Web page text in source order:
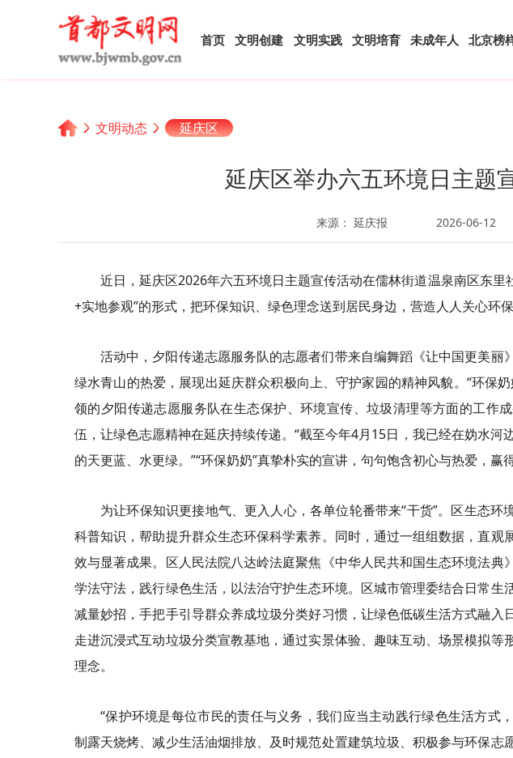
首页 文明创建 文明实践 文明培育 未成年人 北京榜
文明动态 延庆区
延庆区举办六五环境日主题
来源： 延庆报 2026-06-12
近日，延庆区2026年六五环境日主题宣传活动在儒林街道温泉南区东里
+实地参观”的形式，把环保知识、绿色理念送到居民身边，营造人人关心环
活动中，夕阳传递志愿服务队的志愿者们带来自编舞蹈《让中国更美丽
绿水青山的热爱，展现出延庆群众积极向上、守护家园的精神风貌。“环保
领的夕阳传递志愿服务队在生态保护、环境宣传、垃圾清理等方面的工作
伍，让绿色志愿精神在延庆持续传递。“截至今年4月15日，我已经在妫水河
的天更蓝、水更绿。”“环保奶奶”真挚朴实的宣讲，句句饱含初心与热爱，赢
为让环保知识更接地气、更入人心，各单位轮番带来“干货”。区生态
科普知识，帮助提升群众生态环保科学素养。同时，通过一组组数据，直观
效与显著成果。区人民法院八达岭法庭聚焦《中华人民共和国生态环境法典
学法守法，践行绿色生活，以法治守护生态环境。区城市管理委结合日常生
减量妙招，手把手引导群众养成垃圾分类好习惯，让绿色低碳生活方式融入
走进沉浸式互动垃圾分类宣教基地，通过实景体验、趣味互动、场景模拟等
理念。
“保护环境是每位市民的责任与义务，我们应当主动践行绿色生活方式
制露天烧烤、减少生活油烟排放、及时规范处置建筑垃圾、积极参与环保志